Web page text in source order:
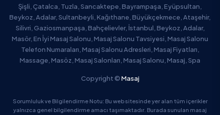
Şişli, Çatalca, Tuzla, Sancaktepe, Bayrampaşa, Eyüpsultan,
Beykoz, Adalar, Sultanbeyli, Kağıthane, Büyükçekmece, Ataşehir,
Silivri, Gaziosmanpaşa, Bahçelievler, İstanbul, Beykoz, Adalar,
Masör, En İyi Masaj Salonu, Masaj Salonu Tavsiyesi, Masaj Salonu
Telefon Numaraları, Masaj Salonu Adresleri, Masaj Fiyatları,
Massage, Masöz, Masaj Salonları, Masaj Salonu, Masaj, Spa
Copyright ©Masaj
Sorumluluk ve Bilgilendirme Notu: Bu web sitesinde yer alan tüm içerikler
yalnızca genel bilgilendirme amacı taşımaktadır. Burada sunulan masaj